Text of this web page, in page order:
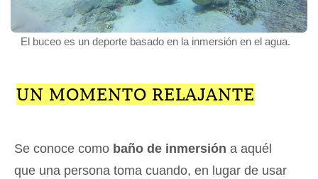
El buceo es un deporte basado en la inmersión en el agua.
UN MOMENTO RELAJANTE
Se conoce como baño de inmersión a aquél
que una persona toma cuando, en lugar de usar